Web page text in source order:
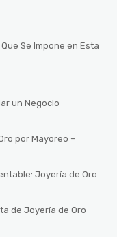
Se Impone en Esta
un Negocio
por Mayoreo –
Joyería de Oro
de Joyería de Oro